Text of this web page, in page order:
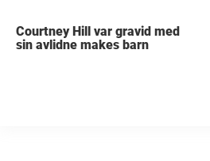
Courtney Hill var gravid med
sin avlidne makes barn